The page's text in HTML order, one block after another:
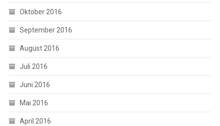
Oktober 2016
September 2016
August 2016
Juli 2016
Juni 2016
Mai 2016
April 2016